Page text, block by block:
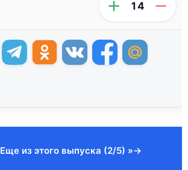
14
Еще из этого выпуска (2/5) »